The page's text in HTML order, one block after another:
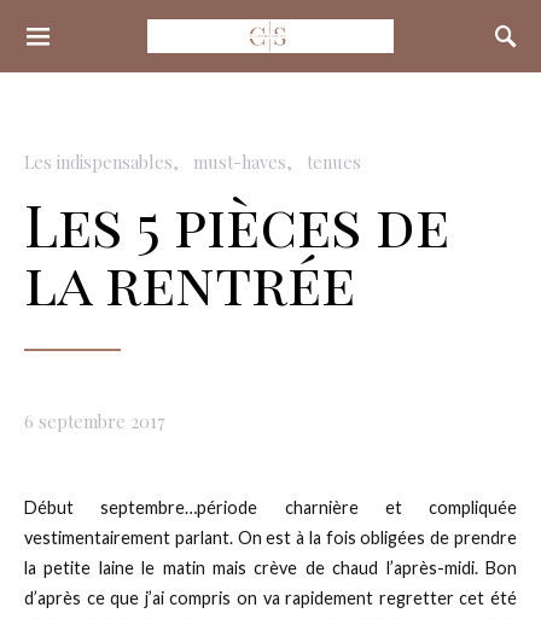
Search for:
Les indispensables must-haves tenues
Les 5 pièces de
la rentrée
6 septembre 2017
Début septembre…période charnière et compliquée
vestimentairement parlant. On est à la fois obligées de prendre
la petite laine le matin mais crève de chaud l’après-midi. Bon
d’après ce que j’ai compris on va rapidement regretter cet été